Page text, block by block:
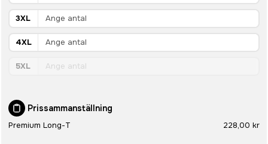
3XL
4XL
5XL
Prissammanställning
Premium Long-T 228,00 kr